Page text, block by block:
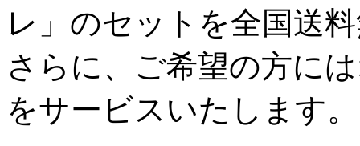
レ」のセットを全国送
さらに、ご希望の方に
をサービスいたします。